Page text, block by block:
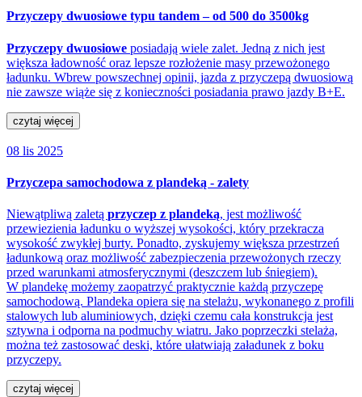
Przyczepy dwuosiowe typu tandem – od 500 do 3500kg
Przyczepy dwuosiowe posiadają wiele zalet. Jedną z nich jest
większa ładowność oraz lepsze rozłożenie masy przewożonego
ładunku. Wbrew powszechnej opinii, jazda z przyczepą dwuosiową
nie zawsze wiąże się z konieczności posiadania prawo jazdy B+E.
czytaj więcej
08 lis 2025
Przyczepa samochodowa z plandeką - zalety
Niewątpliwą zaletą przyczep z plandeką, jest możliwość
przewiezienia ładunku o wyższej wysokości, który przekracza
wysokość zwykłej burty. Ponadto, zyskujemy większa przestrzeń
ładunkową oraz możliwość zabezpieczenia przewożonych rzeczy
przed warunkami atmosferycznymi (deszczem lub śniegiem).
W plandekę możemy zaopatrzyć praktycznie każdą przyczepę
samochodową. Plandeka opiera się na stelażu, wykonanego z profili
stalowych lub aluminiowych, dzięki czemu cała konstrukcja jest
sztywna i odporna na podmuchy wiatru. Jako poprzeczki stelaża,
można też zastosować deski, które ułatwiają załadunek z boku
przyczepy.
czytaj więcej